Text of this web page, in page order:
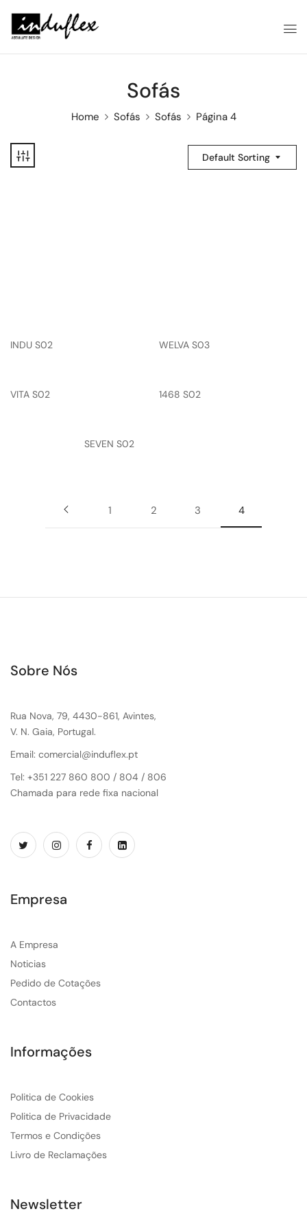
Sofás
Home Sofás Sofás Página 4
Default Sorting
INDU S02 WELVA S03
VITA S02 1468 S02
SEVEN S02
1 2 3 4
Sobre Nós
Rua Nova, 79, 4430-861, Avintes,
V. N. Gaia, Portugal.
Email: comercial@induflex.pt
Tel: +351 227 860 800 / 804 / 806
Chamada para rede fixa nacional
Empresa
A Empresa
Noticias
Pedido de Cotações
Contactos
Informações
Politica de Cookies
Politica de Privacidade
Termos e Condições
Livro de Reclamações
Newsletter